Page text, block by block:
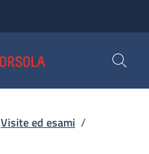
Visite ed esami /